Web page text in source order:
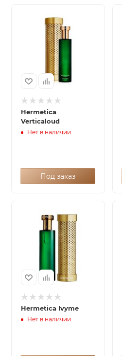
Hermetica
Verticaloud
Нет в наличии
Под заказ
Hermetica Ivyme
Нет в наличии